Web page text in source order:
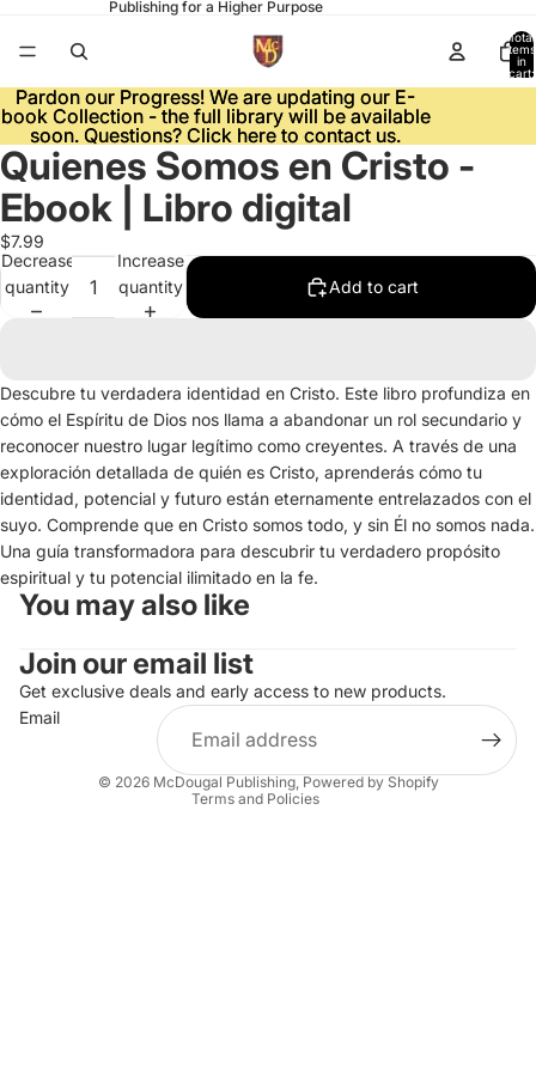
Publishing for a Higher Purpose
Total
items
in
cart:
0
Pardon our Progress! We are updating our E-
book Collection - the full library will be available
soon. Questions? Click here to contact us.
Pardon our Progress! We are updating our E-
book Collection - the full library will be available
soon. Questions? Click here to contact us.
Open
image
in
full
screen
Quienes Somos en Cristo -
Ebook | Libro digital
$7.99
Decrease
quantity
Increase
quantity
Add to cart
Descubre tu verdadera identidad en Cristo. Este libro profundiza en
cómo el Espíritu de Dios nos llama a abandonar un rol secundario y
reconocer nuestro lugar legítimo como creyentes. A través de una
exploración detallada de quién es Cristo, aprenderás cómo tu
identidad, potencial y futuro están eternamente entrelazados con el
suyo. Comprende que en Cristo somos todo, y sin Él no somos nada.
Una guía transformadora para descubrir tu verdadero propósito
espiritual y tu potencial ilimitado en la fe.
You may also like
Join our email list
Get exclusive deals and early access to new products.
Email
© 2026 McDougal Publishing, Powered by Shopify
Terms and Policies
Privacy policy
Terms of service
Refund policy